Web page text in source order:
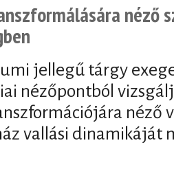
néző
jellegű tárgy
nézőpontból
néző
vallási dinamikáját